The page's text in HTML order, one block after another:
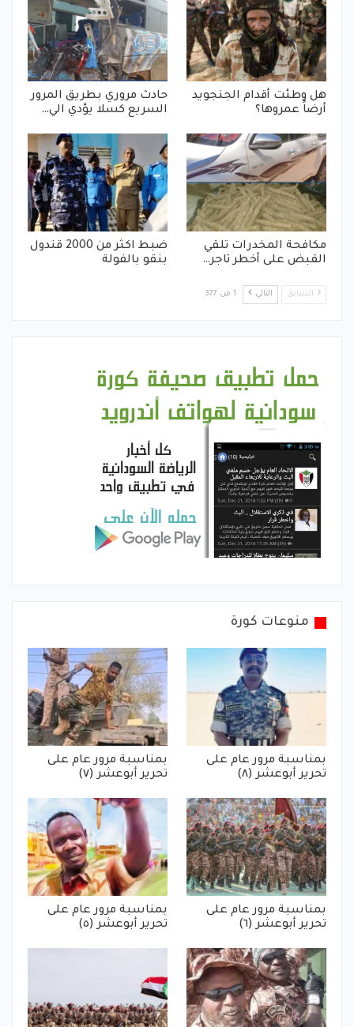
هل وطئت أقدام الجنجويد
أرضاً عمروها؟
حادث مروري بطريق المرور
السريع كسلا يؤدي الي…
مكافحة المخدرات تلقي
القبض على أخطر تاجر…
ضبط اكثر من 2000 قندول
بنقو بالفولة
السابق التالي 1 من 377
منوعات كورة
بمناسبة مرور عام على
تحرير أبوعشر (٨)
بمناسبة مرور عام على
تحرير أبوعشر (٧)
بمناسبة مرور عام على
تحرير أبوعشر (٦)
بمناسبة مرور عام على
تحرير أبوعشر (٥)